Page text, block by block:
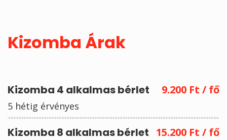
Kizomba Árak
Kizomba 4 alkalmas bérlet 9.200 Ft / fő
5 hétig érvényes
Kizomba 8 alkalmas bérlet 15.200 Ft / fő